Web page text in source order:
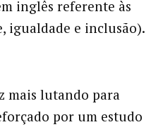
inglês referente às
igualdade e inclusão).
mais lutando para
por um estudo